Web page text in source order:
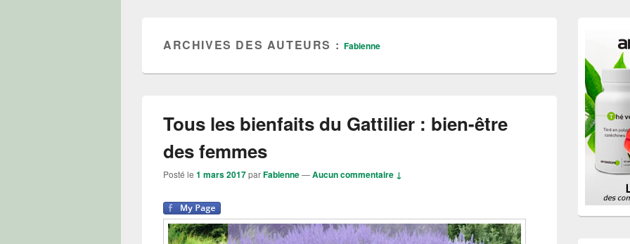
ARCHIVES DES AUTEURS : Fabienne
Tous les bienfaits du Gattilier : bien-être
des femmes
Posté le 1 mars 2017parFabienne—Aucun commentaire ↓
widget
pour
barre
latérale